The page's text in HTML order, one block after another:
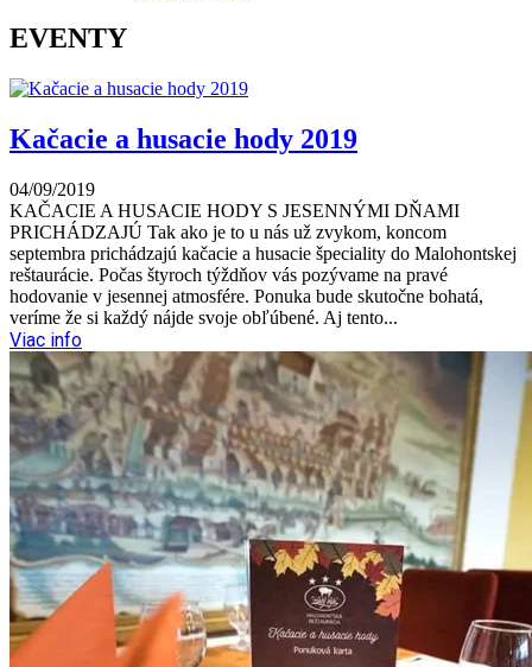
EVENTY
Kačacie a husacie hody 2019
04/09/2019
KAČACIE A HUSACIE HODY S JESENNÝMI DŇAMI
PRICHÁDZAJÚ Tak ako je to u nás už zvykom, koncom
septembra prichádzajú kačacie a husacie špeciality do Malohontskej
reštaurácie. Počas štyroch týždňov vás pozývame na pravé
hodovanie v jesennej atmosfére. Ponuka bude skutočne bohatá,
veríme že si každý nájde svoje obľúbené. Aj tento...
Viac info